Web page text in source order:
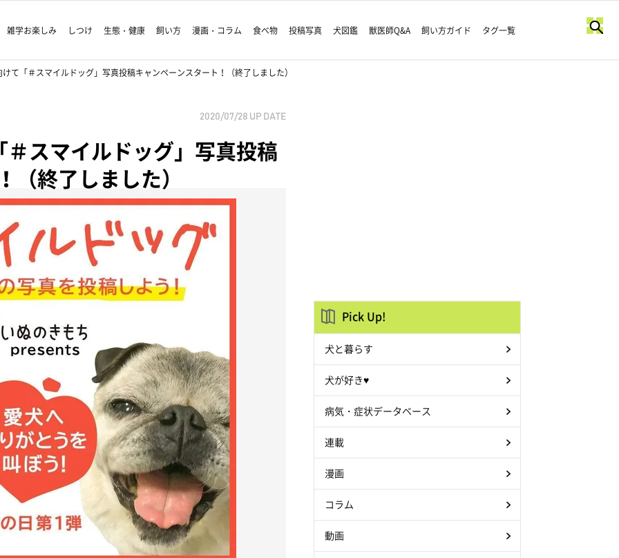
雑学お楽しみ しつけ 生態・健康 飼い方 漫画・コラム 食べ物 投稿写真 犬図鑑 獣医師Q&A 飼い方ガイド タグ一覧
て「＃スマイルドッグ」写真投稿キャンペーンスタート！（終了しました）
2020/07/28 UP DATE
スマイルドッグ」写真投稿
終了しました）
Pick Up!
犬と暮らす
犬が好き♥
病気・症状データベース
連載
漫画
コラム
動画